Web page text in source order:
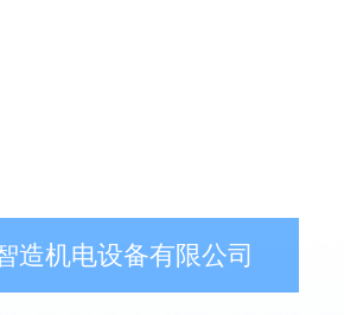
造机电设备有限公司